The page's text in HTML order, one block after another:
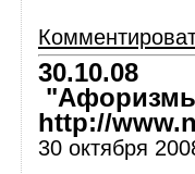
30.10.08
"Афоризмы
http://
30 октября